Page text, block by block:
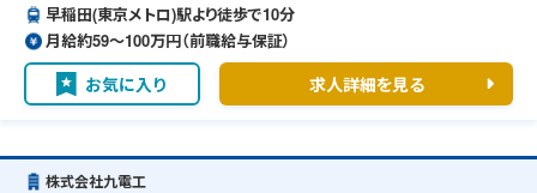
早稲田(東京メトロ)駅より徒歩で10分
月給約59〜100万円（前職給与保証）
お気に入り 求人詳細を見る
株式会社九電工